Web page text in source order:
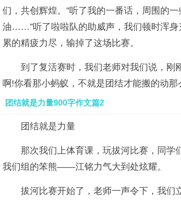
们，共创辉煌。”听了我的一番话，周围的
油……”听了啦啦队的助威声，我们顿时浑身
累的精疲力尽，输掉了这场比赛。
到了复活赛时，我们老师对我们说，刚
啊!你看那小蚂蚁，不就是团结才能搬的动
团结就是力量900字作文篇2
团结就是力量
那次我们上体育课，玩拔河比赛，同学
我们组的笨熊——江铭力气大到处炫耀。
拔河比赛开始了，老师一声令下，我们